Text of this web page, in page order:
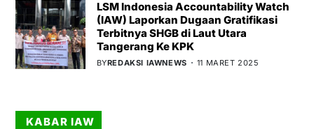
LSM Indonesia Accountability Watch
(IAW) Laporkan Dugaan Gratifikasi
Terbitnya SHGB di Laut Utara
Tangerang Ke KPK
BYREDAKSI IAWNEWS 11 MARET 2025
KABAR IAW